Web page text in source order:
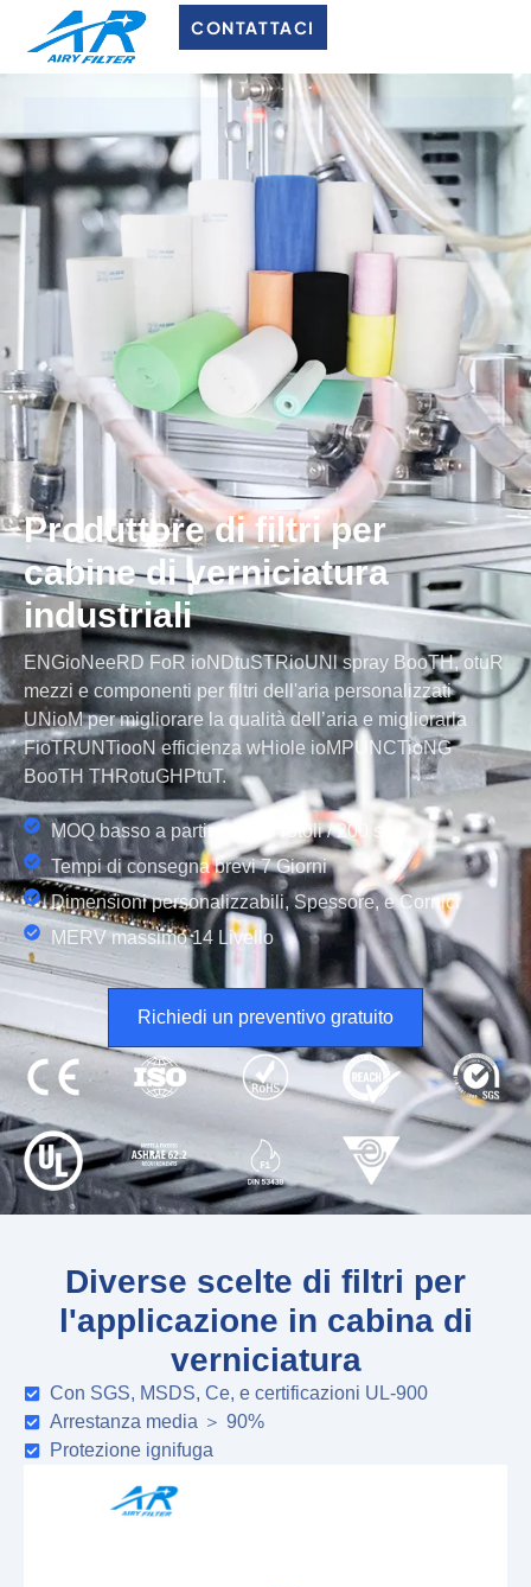
CONTATTACI
Produttore di filtri per
cabine di verniciatura
industriali
ENGioNeeR D FoR ioN DtuSTRioUNl spray BooTH, otu R
mezzi e componenti per filtri dell'aria personalizzati
UNioMper migliorare la qualità dell’aria e migliorarla
FioTRUNTiooN efficienza wH iole ioM PUN CTioNG
BooTH THRotuGH PtuT.
MOQ basso a partire da 20 rotoli / 200 set
Tempi di consegna brevi 7 Giorni
Dimensioni personalizzabili, Spessore, e Cornici
MERV massimo 14 Livello
Richiedi un preventivo gratuito
Diverse scelte di filtri per
l'applicazione in cabina di
verniciatura
Con SGS, MSDS, Ce, e certificazioni UL-900
Arrestanza media ＞ 90%
Protezione ignifuga